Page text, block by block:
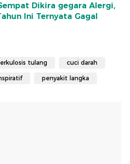
Dikira gegara Alergi,
Ini Ternyata Gagal
tulang cuci darah
penyakit langka